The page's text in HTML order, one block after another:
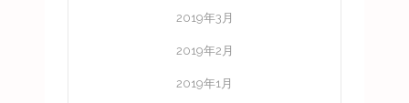
2019年3月
2019年2月
2019年1月